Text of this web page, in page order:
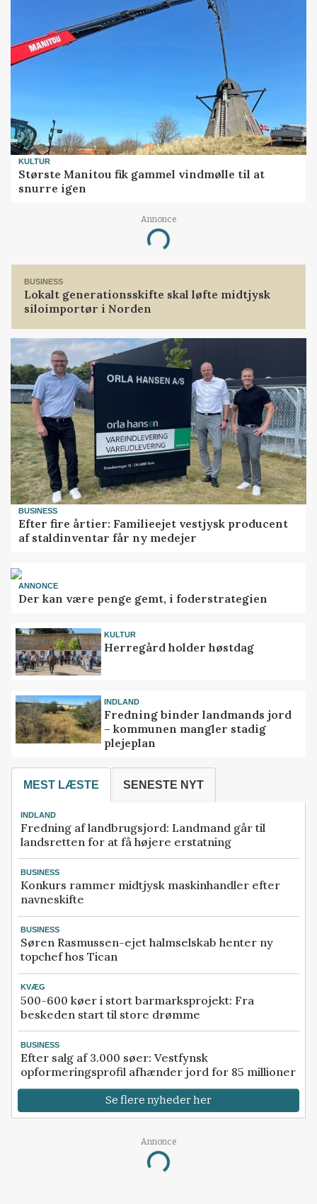
KULTUR
Største Manitou fik gammel vindmølle til at
snurre igen
Annonce
Loading...
BUSINESS
Lokalt generationsskifte skal løfte midtjysk
siloimportør i Norden
BUSINESS
Efter fire årtier: Familieejet vestjysk producent
af staldinventar får ny medejer
ANNONCE
Der kan være penge gemt, i foderstrategien
KULTUR
Herregård holder høstdag
INDLAND
Fredning binder landmands jord
– kommunen mangler stadig
plejeplan
MEST LÆSTE SENESTE NYT
INDLAND
Fredning af landbrugsjord: Landmand går til
landsretten for at få højere erstatning
BUSINESS
Konkurs rammer midtjysk maskinhandler efter
navneskifte
BUSINESS
Søren Rasmussen-ejet halmselskab henter ny
topchef hos Tican
KVÆG
500-600 køer i stort barmarksprojekt: Fra
beskeden start til store drømme
BUSINESS
Efter salg af 3.000 søer: Vestfynsk
opformeringsprofil afhænder jord for 85 millioner
Se flere nyheder her
Annonce
Loading...